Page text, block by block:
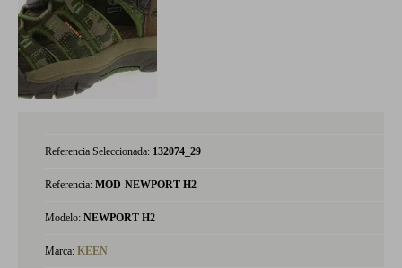
Referencia Seleccionada: 132074_29
Referencia: MOD-NEWPORT H2
Modelo: NEWPORT H2
Marca: KEEN